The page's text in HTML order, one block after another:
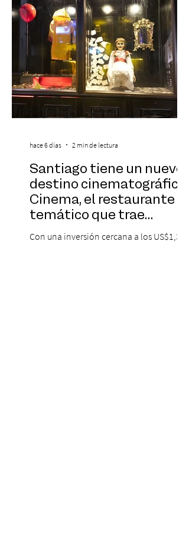
especialmente pa
Santiago tiene un nuevo
destino cinematográfico:
Cinema, el restaurante
temático que trae
Hollywood a Chile
Con una inversión cercana a los US$1,3
hace 6 días 2 min de lectura